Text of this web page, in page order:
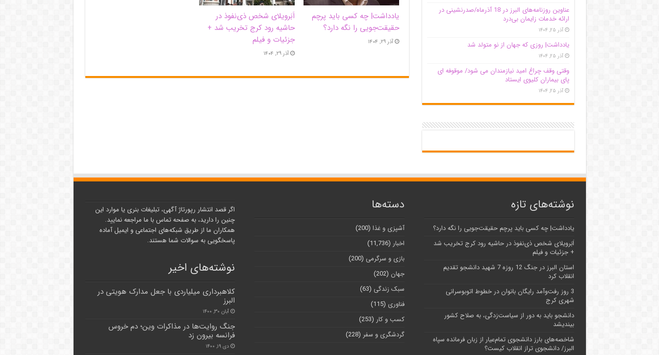
یادداشت| ‌چه کسی باید پرچم
حقیقت‌جویی را نگه دارد؟
آذر ۲۹, ۱۴۰۴
اَبَر‌ویلای شخص ذی‌نفوذ در
حاشیه‌ رود کرج تخریب شد +
جزئیات و فیلم
آذر ۲۹, ۱۴۰۴
عناوین روزنامه‌های البرز در ‌18 آذرماه/صدرنشینی در
ارائه خدمات زایمان بی‌درد
آذر ۲۵, ۱۴۰۴
یادداشت| روزی که جهان از نو متولد شد
آذر ۲۵, ۱۴۰۴
وقتی وقف چراغ امید نیازمندان می شود/ موقوفه ای
پای بیماران کلیوی ایستاد
آذر ۲۵, ۱۴۰۴
نوشته‌های تازه
یادداشت| ‌چه کسی باید پرچم حقیقت‌جویی را نگه دارد؟
اَبَر‌ویلای شخص ذی‌نفوذ در حاشیه‌ رود کرج تخریب شد
+ جزئیات و فیلم
استان البرز در جنگ 12 روزه 7 شهید دانشجو تقدیم
انقلاب کرد
3 روز رفت‌وآمد رایگان بانوان در خطوط اتوبوسرانی
شهری کرج
دانشجو باید به دور از سیاست‌زدگی، به صلاح کشور
بیندیشد
شاخصه‌های بارز دانشجوی تمام‌عیار از زبان فرمانده سپاه
البرز/ دانشجوی تراز انقلاب کیست؟
دسته‌ها
آشپزی و غذا (200)
اخبار (11,736)
بازی و سرگرمی (200)
جهان (202)
سبک زندگی (63)
فناوری (115)
کسب و کار (253)
گردشگری و سفر (228)
اگر قصد انتشار رپورتاژ آگهی، تبلیغات بنری یا موارد این
چنین را دارید، به صفحه تماس با ما مراجعه نمایید.
همکاران ما از طریق شبکه‌های اجتماعی و ایمیل آماده
پاسخگویی به سوالات شما هستند.
نوشته‌های اخیر
کلاهبرداری میلیاردی با جعل مدارک هویتی در
البرز
آبان ۳۰, ۱۴۰۰
جنگ روایت‌ها در مذاکرات وین؛ دم خروس
فرانسه بیرون زد
دی ۱۹, ۱۴۰۰